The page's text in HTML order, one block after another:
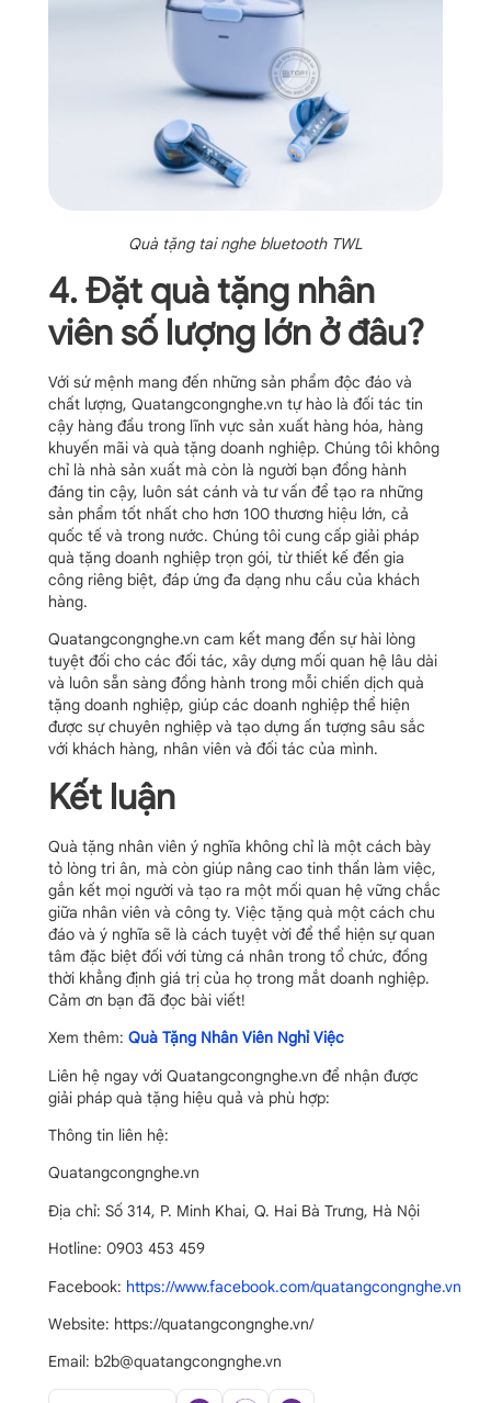
Quà tặng tai nghe bluetooth TWL
4. Đặt quà tặng nhân
viên số lượng lớn ở đâu?
Với sứ mệnh mang đến những sản phẩm độc đáo và
chất lượng, Quatangcongnghe.vn tự hào là đối tác tin
cậy hàng đầu trong lĩnh vực sản xuất hàng hóa, hàng
khuyến mãi và quà tặng doanh nghiệp. Chúng tôi không
chỉ là nhà sản xuất mà còn là người bạn đồng hành
đáng tin cậy, luôn sát cánh và tư vấn để tạo ra những
sản phẩm tốt nhất cho hơn 100 thương hiệu lớn, cả
quốc tế và trong nước. Chúng tôi cung cấp giải pháp
quà tặng doanh nghiệp trọn gói, từ thiết kế đến gia
công riêng biệt, đáp ứng đa dạng nhu cầu của khách
hàng.
Quatangcongnghe.vn cam kết mang đến sự hài lòng
tuyệt đối cho các đối tác, xây dựng mối quan hệ lâu dài
và luôn sẵn sàng đồng hành trong mỗi chiến dịch quà
tặng doanh nghiệp, giúp các doanh nghiệp thể hiện
được sự chuyên nghiệp và tạo dựng ấn tượng sâu sắc
với khách hàng, nhân viên và đối tác của mình.
Kết luận
Quà tặng nhân viên ý nghĩa không chỉ là một cách bày
tỏ lòng tri ân, mà còn giúp nâng cao tinh thần làm việc,
gắn kết mọi người và tạo ra một mối quan hệ vững chắc
giữa nhân viên và công ty. Việc tặng quà một cách chu
đáo và ý nghĩa sẽ là cách tuyệt vời để thể hiện sự quan
tâm đặc biệt đối với từng cá nhân trong tổ chức, đồng
thời khẳng định giá trị của họ trong mắt doanh nghiệp.
Cảm ơn bạn đã đọc bài viết!
Xem thêm: Quà Tặng Nhân Viên Nghỉ Việc
Liên hệ ngay với Quatangcongnghe.vn để nhận được
giải pháp quà tặng hiệu quả và phù hợp:
Thông tin liên hệ:
Quatangcongnghe.vn
Địa chỉ: Số 314, P. Minh Khai, Q. Hai Bà Trưng, Hà Nội
Hotline: 0903 453 459
Facebook: https://www.facebook.com/quatangcongnghe.vn
Website: https://quatangcongnghe.vn/
Email: b2b@quatangcongnghe.vn